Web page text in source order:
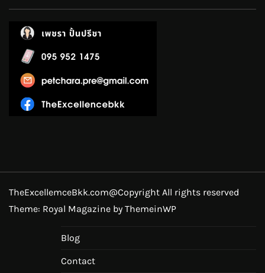
TheExcellemceBkk.com@Copyright All rights reserved
Theme: Royal Magazine by ThemeinWP
Blog
Contact